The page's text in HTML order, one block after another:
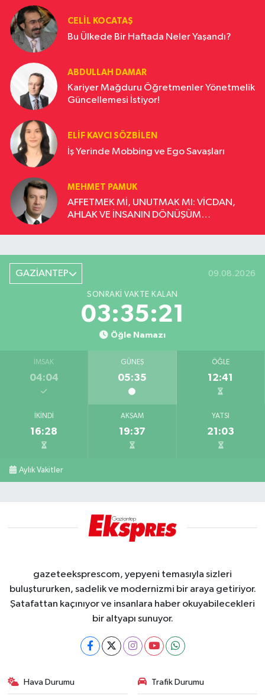
CELIL KOCATAŞ
Bu Ülkede Bir Haftada Neler Yaşandı?
ABDULLAH DAMAR
Kariyer Mağduru Öğretmenler Yönetmelik
Güncellemesi İstiyor!
ELIF KAVCI SÖZBILEN
İş Yerinde Mobbing ve Ego Savaşları
MEHMET PAMUK
AFFETMEK Mİ, UNUTMAK MI: VİCDAN,
AHLAK VE İNSANIN DÖNÜŞÜM
GAZİANTEP 09.08.2026
SONRAKI VAKTE KALAN
03:35:20
Öğle Namazı
İMSAK
04:04
GÜNEŞ
05:35
ÖĞLE
12:41
İKINDI
16:28
AKŞAM
19:37
YATSI
21:03
Aylık Vakitler
gazeteeksprescom, yepyeni temasıyla sizleri
buluştururken, sadelik ve modernizmi bir araya getiriyor.
Şatafattan kaçınıyor ve insanlara haber okuyabilecekleri
bir altyapı sunuyor.
Hava Durumu Trafik Durumu